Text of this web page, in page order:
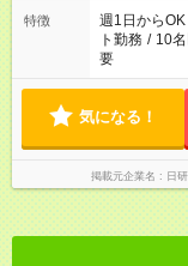
特徴 週1日からOK
ト勤務 / 10
要
気になる！
掲載元企業名 日